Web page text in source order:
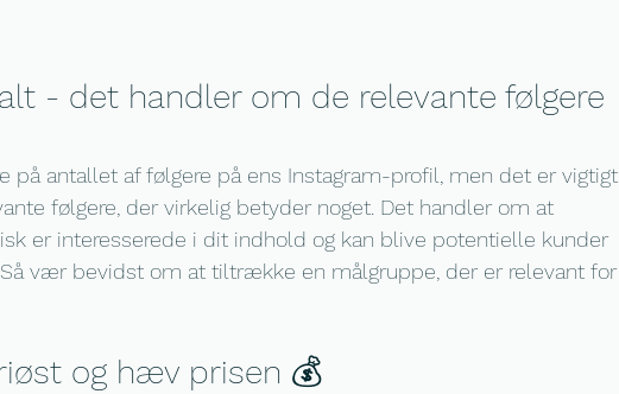
alt - det handler om de relevante følgere
på antallet af følgere på ens Instagram-profil, men det er vigtigt
følgere, der virkelig betyder noget. Det handler om at
er interesserede i dit indhold og kan blive potentielle kunder
vær bevidst om at tiltrække en målgruppe, der er relevant for
og hæv prisen 💰